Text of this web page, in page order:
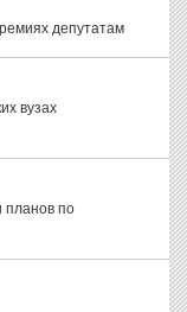
депутатам
вузах
планов по